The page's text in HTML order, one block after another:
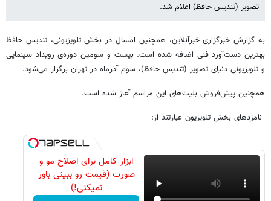
تصویر (تندیس حافظ) اعلام شد.
به گزارش خبرگزاری خبرآنلاین، همچنین امسال در بخش تلویزیونی، تندیس حافظ
بهترین دست‌آورد فنی اضافه شده است. بیست و سومین دوره‌ی رویداد سینمایی
و تلویزیونی دنیای تصویر (تندیس حافظ)، سوم آذرماه در تهران برگزار می‌شود.
همچنین پیش‌فروش بلیت‌های این مراسم آغاز شده است.
نامزدهای بخش تلویزیون عبارتند از:
ابزار کامل برای اصلاح مو و
صورت (قیمت رو ببینی باور
نمیکنی!)